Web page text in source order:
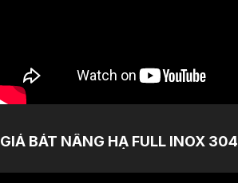
GIÁ BÁT NÂNG HẠ FULL INOX 304